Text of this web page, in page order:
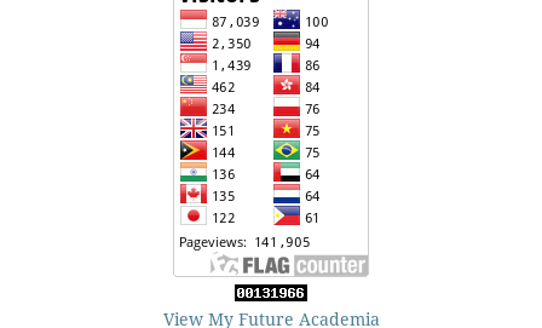
View My Future Academia